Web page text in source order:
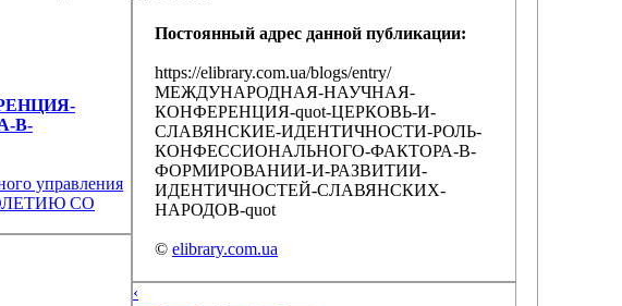
В-
управления
СО
Постоянный адрес данной публикации:
https://elibrary.com.ua/blogs/entry/
МЕЖДУНАРОДНАЯ-НАУЧНАЯ-
КОНФЕРЕНЦИЯ-quot-ЦЕРКОВЬ-И-
СЛАВЯНСКИЕ-ИДЕНТИЧНОСТИ-РОЛЬ-
КОНФЕССИОНАЛЬНОГО-ФАКТОРА-В-
ФОРМИРОВАНИИ-И-РАЗВИТИИ-
ИДЕНТИЧНОСТЕЙ-СЛАВЯНСКИХ-
НАРОДОВ-quot
© elibrary.com.ua
‹